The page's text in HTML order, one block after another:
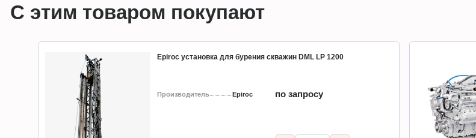
С этим товаром покупают
Epiroc установка для бурения скважин DML LP 1200
Производитель Epiroc по запросу